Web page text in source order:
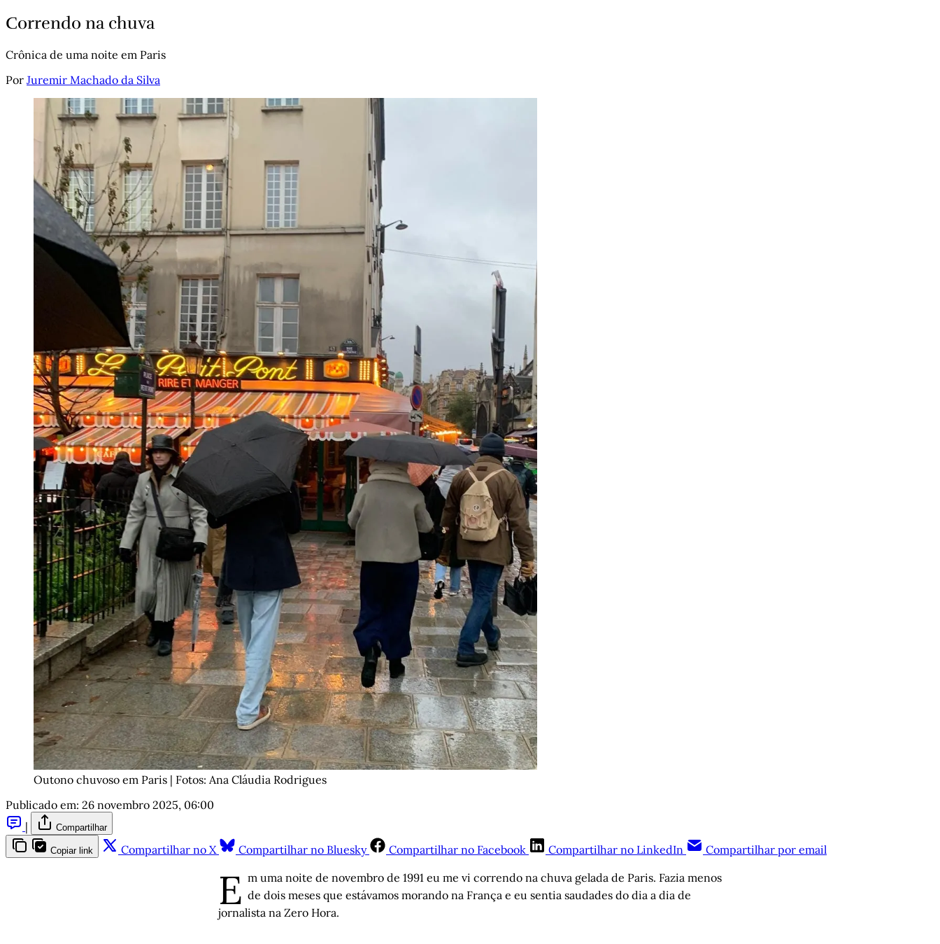
Correndo na chuva
Crônica de uma noite em Paris
Por Juremir Machado da Silva
Outono chuvoso em Paris | Fotos: Ana Cláudia Rodrigues
Publicado em: 26 novembro 2025, 06:00
|
Compartilhar
Copiar link Compartilhar no X Compartilhar no Bluesky Compartilhar no Facebook Compartilhar no LinkedIn Compartilhar por email
E m uma noite de novembro de 1991 eu me vi correndo na chuva gelada de Paris. Fazia menos
de dois meses que estávamos morando na França e eu sentia saudades do dia a dia de
jornalista na Zero Hora.